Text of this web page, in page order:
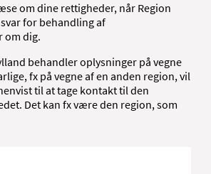
om dine rettigheder, når Region
for behandling af
om dig.
behandler oplysninger på vegne
fx på vegne af en anden region, vil
til at tage kontakt til den
Det kan fx være den region, som